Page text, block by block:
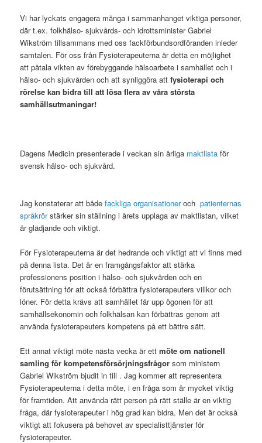
Vi har lyckats engagera många i sammanhanget viktiga personer,
där t.ex. folkhälso- sjukvårds- och idrottsminister Gabriel
Wikström tillsammans med oss fackförbundsordföranden inleder
samtalen. För oss från Fysioterapeuterna är detta en möjlighet
att påtala vikten av förebyggande hälsoarbete i samhället och i
hälso- och sjukvården och att synliggöra attfysioterapi och
rörelse kan bidra till att lösa flera av våra största
samhällsutmaningar!
Dagens Medicin presenterade i veckan sin årliga maktlista för
svensk hälso- och sjukvård.
Jag konstaterar att bådefackliga organisationerochpatienternas
språkrörstärker sin ställning i årets upplaga av maktlistan, vilket
är glädjande och viktigt.
För Fysioterapeuterna är det hedrande och viktigt att vi finns med
på denna lista. Det är en framgångsfaktor att stärka
professionens position i hälso- och sjukvården och en
förutsättning för att också förbättra fysioterapeuters villkor och
löner. För detta krävs att samhället får upp ögonen för att
samhällsekonomin och folkhälsan kan förbättras genom att
använda fysioterapeuters kompetens på ett bättre sätt.
Ett annat viktigt möte nästa vecka är ettmöte om nationell
samling för kompetensförsörjningsfrågor som ministern
Gabriel Wikström bjudit in till . Jag kommer att representera
Fysioterapeuterna i detta möte, i en fråga som är mycket viktig
för framtiden. Att använda rätt person på rätt ställe är en viktig
fråga, där fysioterapeuter i hög grad kan bidra. Men det är också
viktigt att fokusera på behovet av specialisttjänster för
fysioterapeuter.